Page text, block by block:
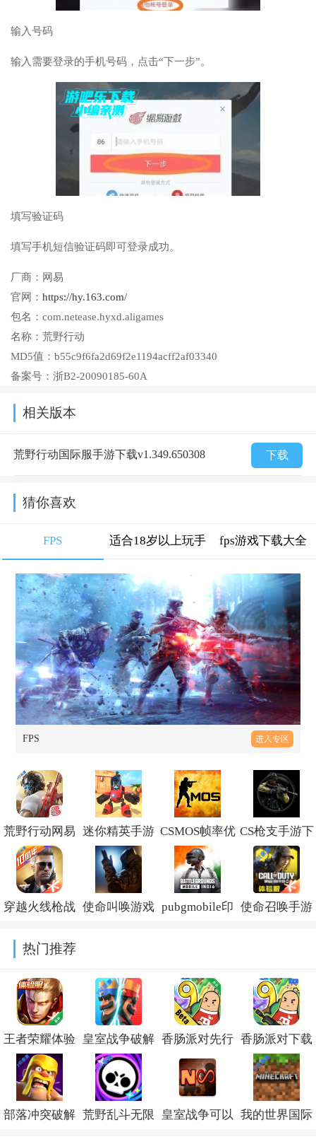
输入号码
输入需要登录的手机号码，点击“下一步”。
填写验证码
填写手机短信验证码即可登录成功。
厂商： 网易
官网： https://hy.163.com/
包名： com.netease.hyxd.aligames
名称： 荒野行动
MD5值： b55c9f6fa2d69f2e1194acff2af03340
备案号： 浙B2-20090185-60A
相关版本
荒野行动国际服手游下载v1.349.650308 下载
猜你喜欢
FPS 适合18岁以上玩手
机游戏大全
fps游戏下载大全
FPS 进入专区
荒野行动网易
官方下载
v1.473.750404
迷你精英手游
下载安装v1.0
CSMOS帧率优
化补丁-三版本
下载2026最新
版114514.v8
CS枪支手游下
载v2.6
穿越火线枪战
v1.0.560.860
使命叫唤游戏 pubgmobile印
India)v4.4.0
使命召唤手游
热门推荐
王者荣耀体验
服下载官方正
版
2026v11.41.1.16
皇室战争破解
版下载无限宝
石金币(Null’s
Royale)v15.535.13
香肠派对先行
服最新版
2026v25.12
香肠派对下载
正版免费要登
录v25.12
部落冲突破解 荒野乱斗无限 皇室战争可以 我的世界国际